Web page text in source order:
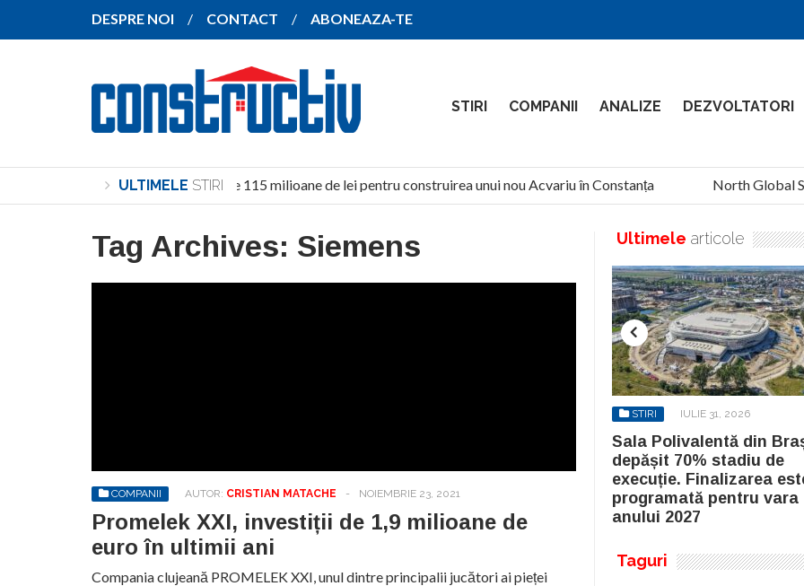
DESPRE NOI CONTACT ABONEAZA-TE
STIRI COMPANII ANALIZE DEZVOLTATORI
ULTIMELE STIRI
Investiție de peste 115 milioane de lei pentru construirea unui nou Acvariu în Constanța North Global
Tag Archives: Siemens
COMPANII AUTOR: CRISTIAN MATACHE - NOIEMBRIE 23, 2021
Promelek XXI, investiții de 1,9 milioane de
euro în ultimii ani
Compania clujeană PROMELEK XXI, unul dintre principalii jucători ai pieței
Ultimele articole
programată pentru vara
anului 2027
STIRI IULIE 31, 2026
Sala Polivalentă din
depășit 70% stadiu de
execuție. Finalizarea
programată pentru vara
anului 2027
Taguri